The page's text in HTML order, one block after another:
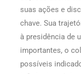
suas ações e
chave. Sua
à presidência de
importantes, o
possíveis